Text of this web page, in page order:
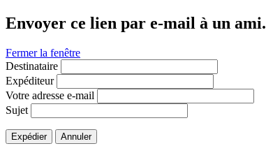
Envoyer ce lien par e-mail à un ami.
Fermer la fenêtre
Destinataire
Expéditeur
Votre adresse e-mail
Sujet
Expédier Annuler